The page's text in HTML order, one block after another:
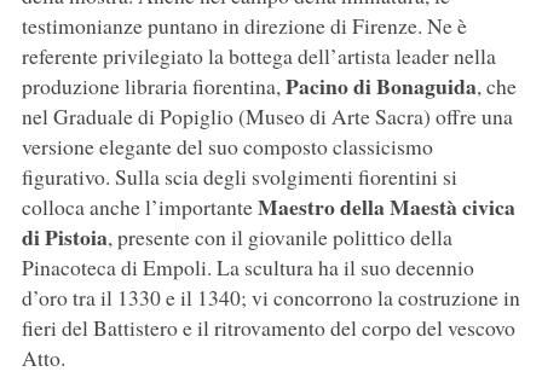
testimonianze puntano in direzione di Firenze. Ne è
referente privilegiato la bottega dell’artista leader nella
produzione libraria fiorentina, Pacino di Bonaguida, che
nel Graduale di Popiglio (Museo di Arte Sacra) offre una
versione elegante del suo composto classicismo
figurativo. Sulla scia degli svolgimenti fiorentini si
colloca anche l’importanteMaestro della Maestà civica
di Pistoia, presente con il giovanile polittico della
Pinacoteca di Empoli. La scultura ha il suo decennio
d’oro tra il 1330 e il 1340; vi concorrono la costruzione in
fieri del Battistero e il ritrovamento del corpo del vescovo
Atto.